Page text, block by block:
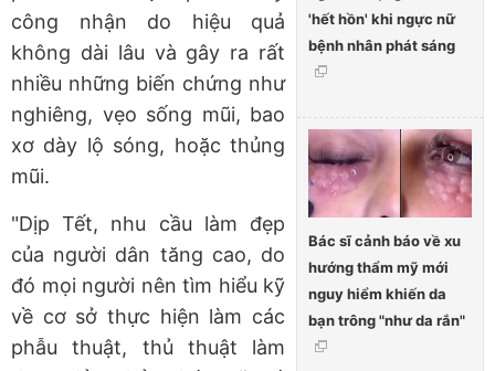
'hết hồn' khi ngực nữ
bệnh nhân phát sáng
Bác sĩ cảnh báo về xu
hướng thẩm mỹ mới
nguy hiểm khiến da
bạn trông "như da rắn"
công nhận do hiệu quả
không dài lâu và gây ra rất
nhiều những biến chứng như
nghiêng, vẹo sống mũi, bao
xơ dày lộ sóng, hoặc thủng
mũi.
"Dịp Tết, nhu cầu làm đẹp
của người dân tăng cao, do
đó mọi người nên tìm hiểu kỹ
về cơ sở thực hiện làm các
phẫu thuật, thủ thuật làm